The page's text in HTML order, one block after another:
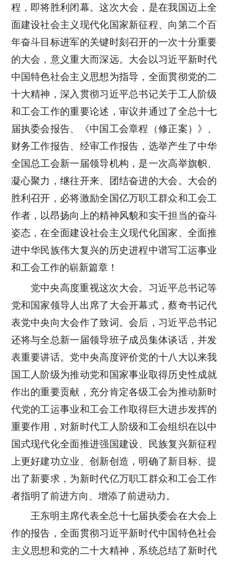
程，即将胜利闭幕。这次大会，是在我国迈上全
面建设社会主义现代化国家新征程、向第二个百
年奋斗目标进军的关键时刻召开的一次十分重要
的大会，意义重大而深远。大会以习近平新时代
中国特色社会主义思想为指导，全面贯彻党的二
十大精神，深入贯彻习近平总书记关于工人阶级
和工会工作的重要论述，审议并通过了全总十七
届执委会报告、《中国工会章程（修正案）》、
财务工作报告、经审工作报告，选举产生了中华
全国总工会新一届领导机构，是一次高举旗帜、
凝心聚力，继往开来、团结奋进的大会。大会的
胜利召开，必将激励全国亿万职工群众和工会工
作者，以昂扬向上的精神风貌和实干担当的奋斗
姿态，在全面建设社会主义现代化国家、全面推
进中华民族伟大复兴的历史进程中谱写工运事业
和工会工作的崭新篇章！
党中央高度重视这次大会。习近平总书记等
党和国家领导人出席了大会开幕式，蔡奇书记代
表党中央向大会作了致词。会后，习近平总书记
还将与全总新一届领导班子成员集体谈话，并发
表重要讲话。党中央高度评价党的十八大以来我
国工人阶级为推动党和国家事业取得历史性成就
作出的重要贡献，充分肯定各级工会为推动新时
代党的工运事业和工会工作取得巨大进步发挥的
重要作用，对新时代工人阶级和工会组织在以中
国式现代化全面推进强国建设、民族复兴新征程
上更好建功立业、创新创造，明确了新目标、提
出了新要求，为新时代亿万职工群众和工会工作
者指明了前进方向、增添了前进动力。
王东明主席代表全总十七届执委会在大会上
作的报告，全面贯彻习近平新时代中国特色社会
主义思想和党的二十大精神，系统总结了新时代